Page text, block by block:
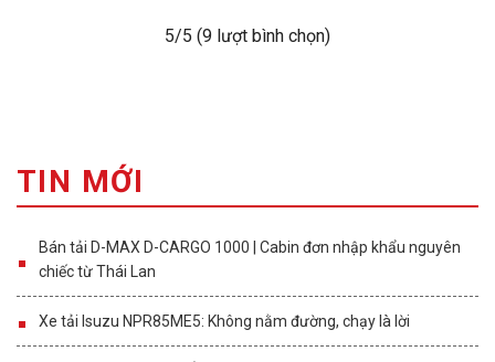
5/5 (9 lượt bình chọn)
TIN MỚI
Bán tải D-MAX D-CARGO 1000 | Cabin đơn nhập khẩu nguyên
chiếc từ Thái Lan
Xe tải Isuzu NPR85ME5: Không nằm đường, chạy là lời